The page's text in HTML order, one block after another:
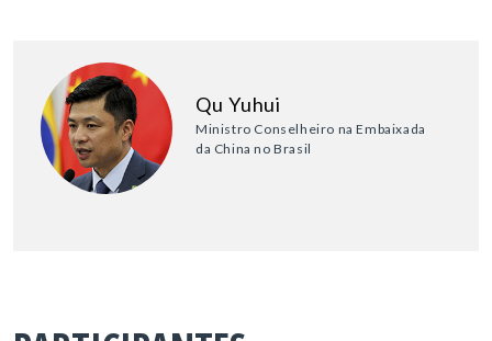
Qu Yuhui
Ministro Conselheiro na Embaixada
da China no Brasil